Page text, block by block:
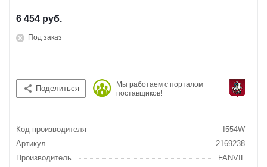
6 454 руб.
Под заказ
Поделиться
Мы работаем с порталом
поставщиков!
Код производителя
I554W
Артикул
2169238
Производитель
FANVIL